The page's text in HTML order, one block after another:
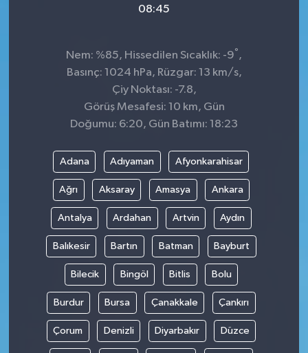
08:45
Nem: %85, Hissedilen Sıcaklık: -9° ,
Basınç: 1024 hPa, Rüzgar: 13 km/s,
Çiy Noktası: -7.8,
Görüş Mesafesi: 10 km, Gün
Doğumu: 6:20, Gün Batımı: 18:23
Adana Adıyaman Afyonkarahisar
Ağrı Aksaray Amasya Ankara
Antalya Ardahan Artvin Aydın
Balıkesir Bartın Batman Bayburt
Bilecik Bingöl Bitlis Bolu
Burdur Bursa Çanakkale Çankırı
Çorum Denizli Diyarbakır Düzce